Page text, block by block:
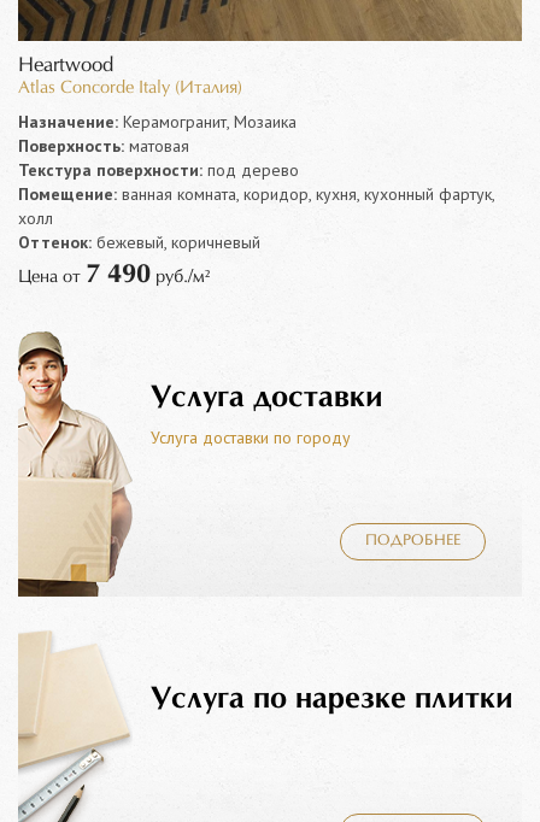
Heartwood
Atlas Concorde Italy (Италия)
Назначение: Керамогранит, Мозаика
Поверхность: матовая
Текстура поверхности: под дерево
Помещение: ванная комната, коридор, кухня, кухонный фартук,
холл
Оттенок: бежевый, коричневый
Цена от 7 490 руб./м²
Услуга доставки
Услуга доставки по городу
ПОДРОБНЕЕ
Услуга по нарезке плитки